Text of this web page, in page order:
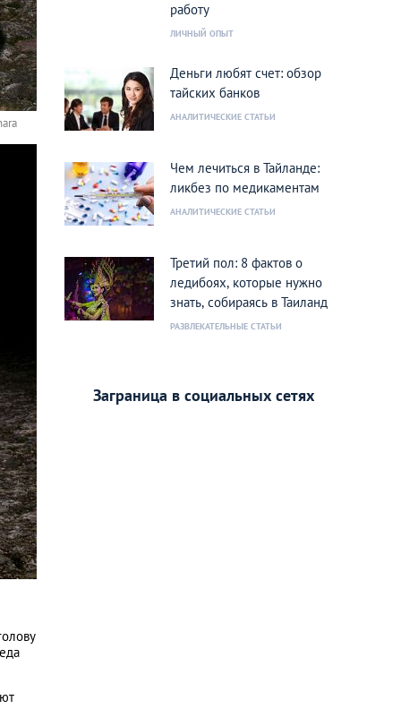
работу
ЛИЧНЫЙ ОПЫТ
Деньги любят счет: обзор
тайских банков
АНАЛИТИЧЕСКИЕ СТАТЬИ
Чем лечиться в Тайланде:
ликбез по медикаментам
АНАЛИТИЧЕСКИЕ СТАТЬИ
Третий пол: 8 фактов о
ледибоях, которые нужно
знать, собираясь в Таиланд
РАЗВЛЕКАТЕЛЬНЫЕ СТАТЬИ
Заграница в социальных сетях